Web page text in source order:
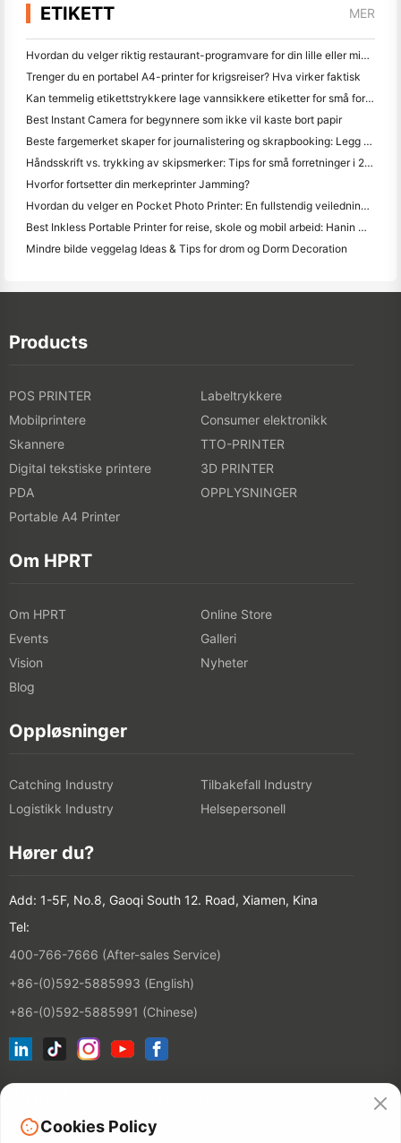
ETIKETT MER
Hvordan du velger riktig restaurant-programvare for din lille eller middelsstørrelse Restaurant
Trenger du en portabel A4-printer for krigsreiser? Hva virker faktisk
Kan temmelig etikettstrykkere lage vannsikkere etiketter for små forretningsprodukter?
Best Instant Camera for begynnere som ikke vil kaste bort papir
Beste fargemerket skaper for journalistering og skrapbooking: Legg mer farge til hver side
Håndsskrift vs. trykking av skipsmerker: Tips for små forretninger i 2026
Hvorfor fortsetter din merkeprinter Jamming?
Hvordan du velger en Pocket Photo Printer: En fullstendig veiledning for journalistering, reise og iPhone brukere
Best Inkless Portable Printer for reise, skole og mobil arbeid: Hanin MT620 Pro-review
Mindre bilde veggelag Ideas & Tips for drom og Dorm Decoration
Products
POS PRINTER
Labeltrykkere
Mobilprintere
Consumer elektronikk
Skannere
TTO-PRINTER
Digital tekstiske printere
3D PRINTER
PDA
OPPLYSNINGER
Portable A4 Printer
Om HPRT
Om HPRT
Online Store
Events
Galleri
Vision
Nyheter
Blog
Oppløsninger
Catching Industry
Tilbakefall Industry
Logistikk Industry
Helsepersonell
Hører du?
Add: 1-5F, No.8, Gaoqi South 12. Road, Xiamen, Kina
Tel:
400-766-7666 (After-sales Service)
+86-(0)592-5885993 (English)
+86-(0)592-5885991 (Chinese)
Cookies Policy